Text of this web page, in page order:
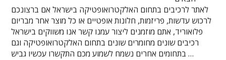
לאתר לרכיבים בתחום האלקטרואופטיקה בישראל אם ברצונכם
לרכוש עדשות, פריזמות, חלונות אופטיים או כל מוצר אחר מבריום
פלואוריד, אתם מוזמנים ליצור עמנו קשר אנו משווקים בישראל
רכיבים שונים מחומרים שונים בתחום האלקטרואופטיקה וגם
בתחומים אחרים נשמח לשמוע מכם התקשרו עכשיו גביש …